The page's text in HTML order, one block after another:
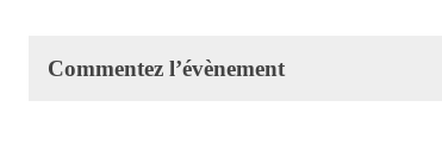
Commentez l’évènement